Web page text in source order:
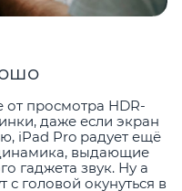
от просмотра HDR-
даже если экран
iPad Pro радует ещё
выдающие
гаджета звук. Ну а
с головой окунуться в